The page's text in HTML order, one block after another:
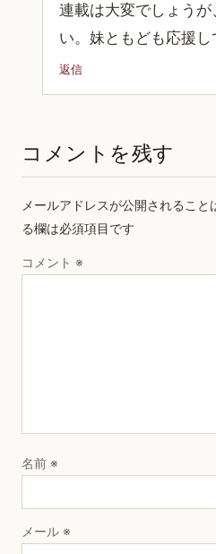
連載は大変でしょうが
い。妹ともども応援し
返信
コメントを残す
メールアドレスが公開されること
る欄は必須項目です
コメント ※
名前 ※
メール ※